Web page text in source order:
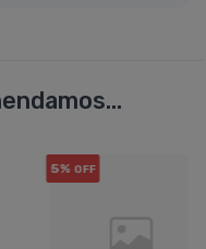
5% OFF